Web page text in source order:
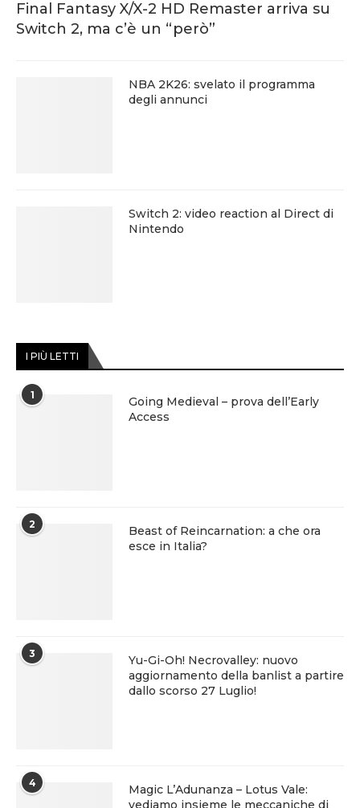
Final Fantasy X/X-2 HD Remaster arriva su
Switch 2, ma c’è un “però”
NBA 2K26: svelato il programma
degli annunci
Switch 2: video reaction al Direct di
Nintendo
I PIÙ LETTI
1
Going Medieval – prova dell’Early
Access
2
Beast of Reincarnation: a che ora
esce in Italia?
3
Yu-Gi-Oh! Necrovalley: nuovo
aggiornamento della banlist a partire
dallo scorso 27 Luglio!
4
Magic L’Adunanza – Lotus Vale:
vediamo insieme le meccaniche di